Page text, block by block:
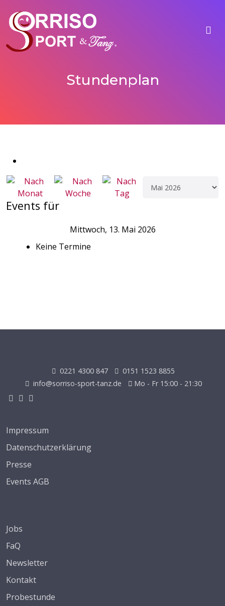
Stundenplan
Events für
Mittwoch, 13. Mai 2026
Keine Termine
0221 4300 847
0151 1523 8855
info@sorriso-sport-tanz.de
Mo - Fr 15:00 - 21:30
Impressum
Datenschutzerklärung
Presse
Events AGB
Jobs
FaQ
Newsletter
Kontakt
Probestunde